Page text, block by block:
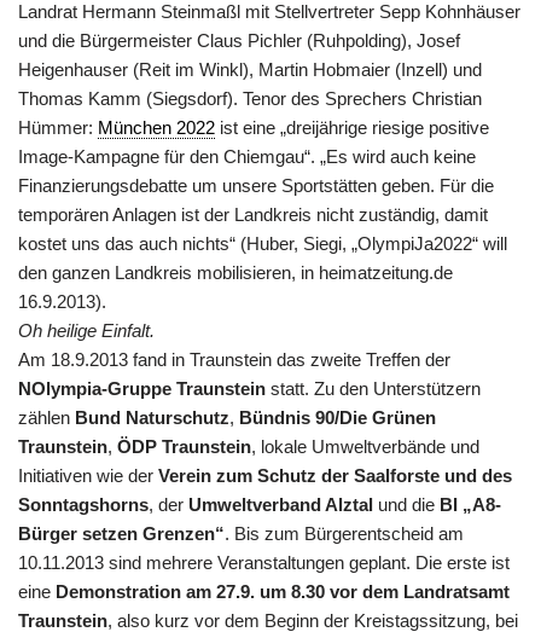
Landrat Hermann Steinmaßl mit Stellvertreter Sepp Kohnhäuser
und die Bürgermeister Claus Pichler (Ruhpolding), Josef
Heigenhauser (Reit im Winkl), Martin Hobmaier (Inzell) und
Thomas Kamm (Siegsdorf). Tenor des Sprechers Christian
Hümmer: München 2022 ist eine „dreijährige riesige positive
Image-Kampagne für den Chiemgau“. „Es wird auch keine
Finanzierungsdebatte um unsere Sportstätten geben. Für die
temporären Anlagen ist der Landkreis nicht zuständig, damit
kostet uns das auch nichts“ (Huber, Siegi, „OlympiJa2022“ will
den ganzen Landkreis mobilisieren, in heimatzeitung.de
16.9.2013).
Oh heilige Einfalt.
Am 18.9.2013 fand in Traunstein das zweite Treffen der
NOlympia-Gruppe Traunstein statt. Zu den Unterstützern
zählen Bund Naturschutz, Bündnis 90/Die Grünen
Traunstein, ÖDP Traunstein, lokale Umweltverbände und
Initiativen wie der Verein zum Schutz der Saalforste und des
Sonntagshorns, der Umweltverband Alztal und die BI „A8-
Bürger setzen Grenzen“. Bis zum Bürgerentscheid am
10.11.2013 sind mehrere Veranstaltungen geplant. Die erste ist
eine Demonstration am 27.9. um 8.30 vor dem Landratsamt
Traunstein, also kurz vor dem Beginn der Kreistagssitzung, bei